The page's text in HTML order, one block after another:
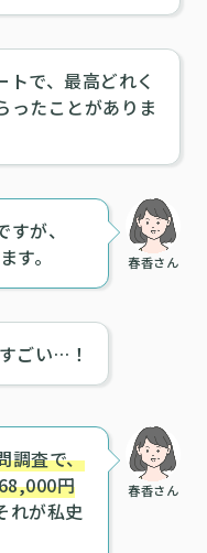
トで、最高どれく
ったことがありま
春香さん
が、
す。
ごい…！
春香さん
調査で、
円
れが私史